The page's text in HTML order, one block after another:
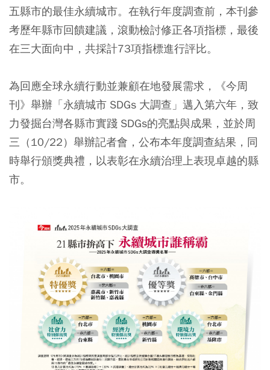
五縣市的最佳永續城市。在執行年度調查前，本刊參
考歷年縣市回饋建議，滾動檢討修正各項指標，最後
在三大面向中，共採計73項指標進行評比。
為回應全球永續行動並兼顧在地發展需求，《今周
刊》舉辦「永續城市 SDGs 大調查」邁入第六年，致
力發掘台灣各縣市實踐 SDGs的亮點與成果，並於周
三（10/22）舉辦記者會，公布本年度調查結果，同
時舉行頒獎典禮，以表彰在永續治理上表現卓越的縣
市。